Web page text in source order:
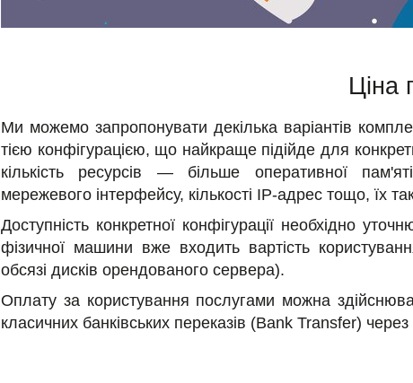
Ціна
Ми можемо запропонувати декілька варіантів
тією конфігурацією, що найкраще підійде для
кількість ресурсів — більше оперативної
мережевого інтерфейсу, кількості IP-адрес тощо, їх
Доступність конкретної конфігурації необхідно
фізичної машини вже входить вартість
обсязі дисків орендованого сервера).
Оплату за користування послугами можна
класичних банківських переказів (Bank Transfer)